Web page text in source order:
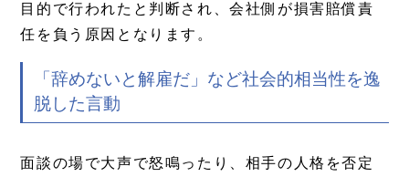
目的で行われたと判断され、会社側が損害賠償責
任を負う原因となります。
「辞めないと解雇だ」など社会的相当性を逸
脱した言動
面談の場で大声で怒鳴ったり、相手の人格を否定